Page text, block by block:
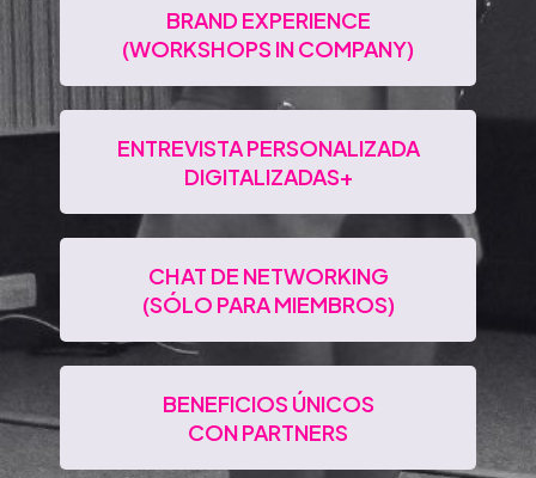
BRAND EXPERIENCE
(WORKSHOPS IN COMPANY)
ENTREVISTA PERSONALIZADA
DIGITALIZADAS+
CHAT DE NETWORKING
(SÓLO PARA MIEMBROS)
BENEFICIOS ÚNICOS
CON PARTNERS